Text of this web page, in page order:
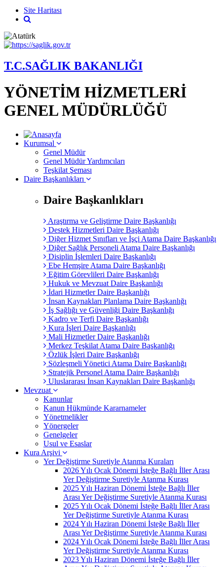
Site Haritası
T.C.SAĞLIK BAKANLIĞI
YÖNETİM HİZMETLERİ
GENEL MÜDÜRLÜĞÜ
Kurumsal
Genel Müdür
Genel Müdür Yardımcıları
Teşkilat Şeması
Daire Başkanlıkları
Daire Başkanlıkları
Araştırma ve Geliştirme Daire Başkanlığı
Destek Hizmetleri Daire Başkanlığı
Diğer Hizmet Sınıfları ve İşçi Atama Daire Başkanlığı
Diğer Sağlık Personeli Atama Daire Başkanlığı
Disiplin İşlemleri Daire Başkanlığı
Ebe Hemşire Atama Daire Başkanlığı
Eğitim Görevlileri Daire Başkanlığı
Hukuk ve Mevzuat Daire Başkanlığı
İdari Hizmetler Daire Başkanlığı
İnsan Kaynakları Planlama Daire Başkanlığı
İş Sağlığı ve Güvenliği Daire Başkanlığı
Kadro ve Terfi Daire Başkanlığı
Kura İşleri Daire Başkanlığı
Mali Hizmetler Daire Başkanlığı
Merkez Teşkilat Atama Daire Başkanlığı
Özlük İşleri Daire Başkanlığı
Sözleşmeli Yönetici Atama Daire Başkanlığı
Stratejik Personel Atama Daire Başkanlığı
Uluslararası İnsan Kaynakları Daire Başkanlığı
Mevzuat
Kanunlar
Kanun Hükmünde Kararnameler
Yönetmelikler
Yönergeler
Genelgeler
Usul ve Esaslar
Kura Arşivi
Yer Değiştirme Suretiyle Atanma Kuraları
2026 Yılı Ocak Dönemi İsteğe Bağlı İller Arası
Yer Değiştirme Suretiyle Atanma Kurası
2025 Yılı Haziran Dönemi İsteğe Bağlı İller
Arası Yer Değiştirme Suretiyle Atanma Kurası
2025 Yılı Ocak Dönemi İsteğe Bağlı İller Arası
Yer Değiştirme Suretiyle Atanma Kurası
2024 Yılı Haziran Dönemi İsteğe Bağlı İller
Arası Yer Değiştirme Suretiyle Atanma Kurası
2024 Yılı Ocak Dönemi İsteğe Bağlı İller Arası
Yer Değiştirme Suretiyle Atanma Kurası
2023 Yılı Haziran Dönemi İsteğe Bağlı İller